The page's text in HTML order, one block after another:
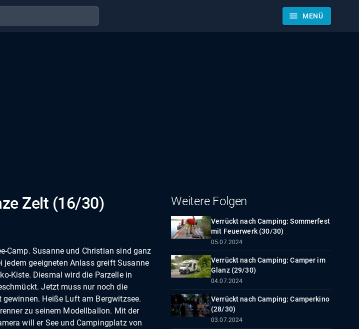
menu MENÜ
Zelt (16/30)
Camp. Susanne und Christian sind ganz
jedem geeigneten Anlass greift Susanne
Kiste. Diesmal wird die Parzelle in
Jetzt muss nur noch die
Heiße Luft am Bergwitzsee.
zu seinem Modellballon. Mit der
will er See und Campingplatz von
Weitere Folgen
Verrückt nach Camping: Sommerfest
mit Feuerwerk (30/30)
05.07.2024
Verrückt nach Camping: Camper im
Glanz (29/30)
04.07.2024
Verrückt nach Camping: Camperkino
(28/30)
03.07.2024